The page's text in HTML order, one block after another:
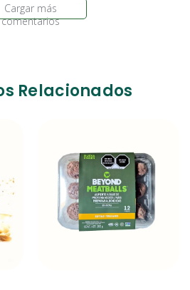
Cargar más
comentarios
Relacionados